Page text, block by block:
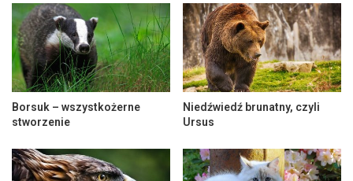
Borsuk – wszystkożerne
stworzenie
Niedźwiedź brunatny, czyli
Ursus